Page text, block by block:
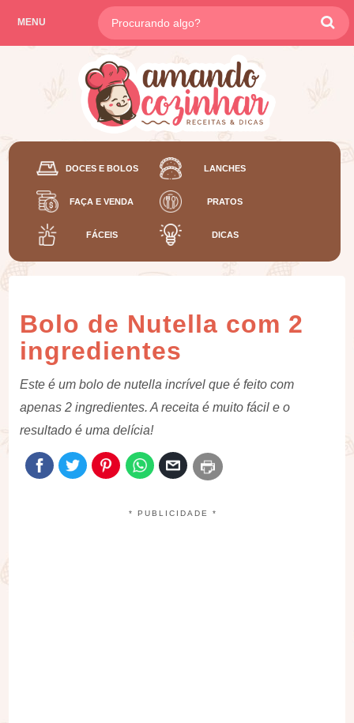
MENU
DOCES E BOLOS LANCHES
FAÇA E VENDA PRATOS
FÁCEIS DICAS
Bolo de Nutella com 2
ingredientes
Este é um bolo de nutella incrível que é feito com
apenas 2 ingredientes. A receita é muito fácil e o
resultado é uma delícia!
* PUBLICIDADE *